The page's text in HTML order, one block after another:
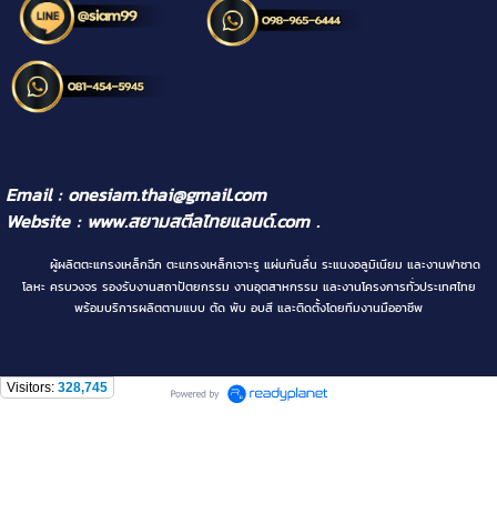
Email : onesiam.thai@gmail.com
Website : www.สยามสตีลไทยแลนด์.com.
ผู้ผลิตตะแกรงเหล็กฉีก ตะแกรงเหล็กเจาะรู แผ่นกันลื่น ระแนงอลูมิเนียม และงานฟาซาด
โลหะ ครบวงจร รองรับงานสถาปัตยกรรม งานอุตสาหกรรม และงานโครงการทั่วประเทศไทย
พร้อมบริการผลิตตามแบบ ตัด พับ อบสี และติดตั้งโดยทีมงานมืออาชีพ
Visitors: 328,745